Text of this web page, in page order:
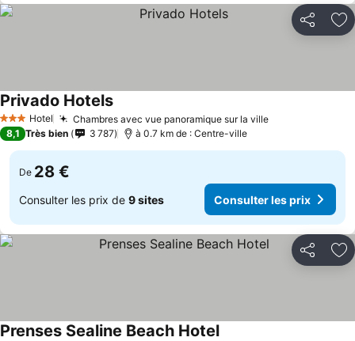
Partager
3 ÉtoilesHotel Chambres avec vue panoramique sur la ville
Privado Hotels
8,1 Très bien 3 787 à 0.7 km de : Centre-ville
De 28 €
Consulter les prix de 9 sites Consulter les prix
Partager
Prenses Sealine Beach Hotel